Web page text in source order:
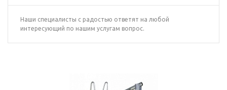
Наши специалисты с радостью ответят на любой
интересующий по нашим услугам вопрос.